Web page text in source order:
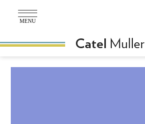
MENU
Catel Muller